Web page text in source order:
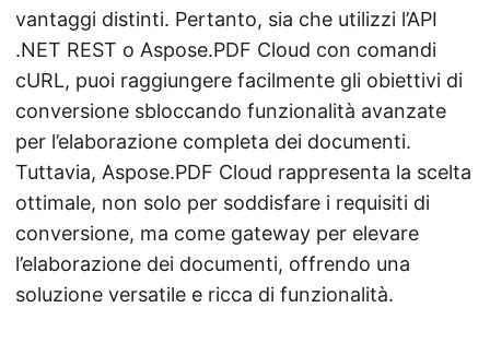
vantaggi distinti. Pertanto, sia che utilizzi l’API
.NET REST o Aspose.PDF Cloud con comandi
cURL, puoi raggiungere facilmente gli obiettivi di
conversione sbloccando funzionalità avanzate
per l’elaborazione completa dei documenti.
Tuttavia, Aspose.PDF Cloud rappresenta la scelta
ottimale, non solo per soddisfare i requisiti di
conversione, ma come gateway per elevare
l’elaborazione dei documenti, offrendo una
soluzione versatile e ricca di funzionalità.